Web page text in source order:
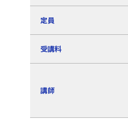
定員
受講料
講師